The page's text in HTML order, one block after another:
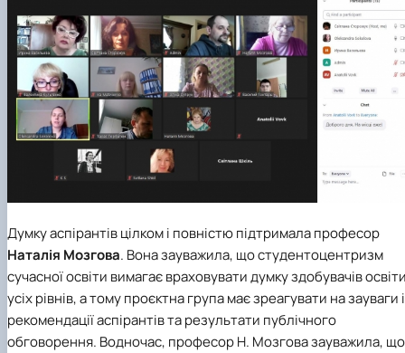
Думку аспірантів цілком і повністю підтримала професор
Наталія Мозгова. Вона зауважила, що студентоцентризм
сучасної освіти вимагає враховувати думку здобувачів
усіх рівнів, а тому проєктна група має зреагувати на зауваги і
рекомендації аспірантів та результати публічного
обговорення. Водночас, професор Н. Мозгова зауважила, що